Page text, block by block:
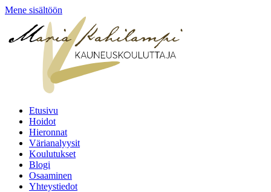
Mene sisältöön
Etusivu
Hoidot
Hieronnat
Värianalyysit
Koulutukset
Blogi
Osaaminen
Yhteystiedot